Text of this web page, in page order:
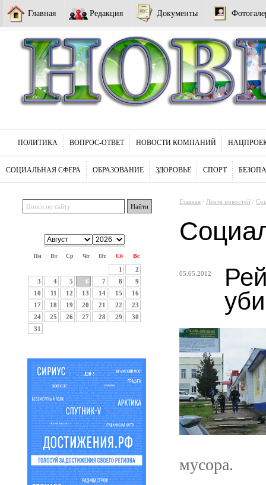
Главная Редакция Документы
ПОЛИТИКА ВОПРОС-ОТВЕТ НОВОСТИ КОМПАНИЙ
СОЦИАЛЬНАЯ СФЕРА ОБРАЗОВАНИЕ ЗДОРОВЬЕ СПОРТ
Пн Вт Ср Чт Пт Сб Вс
1
2
3
4 5 6 7 8
9
10
11 12 13 14 15
16
17
18 19 20 21 22
23
24
25 26 27 28 29
30
31
Главная / Лента новостей /
05.05.2012
мусора.